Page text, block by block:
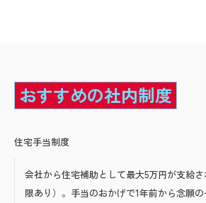
おすすめの社内制度
住宅手当制度
会社から住宅補助として最大5万円が支給
限あり）。手当のおかげで1年前から念願